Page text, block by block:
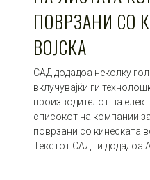
ПОВРЗАНИ СО
ВОЈСКА
САД додадоа неколку
вклучувајќи ги
производителот на
списокот на компании
поврзани со кинеската
Текстот САД ги додадоа